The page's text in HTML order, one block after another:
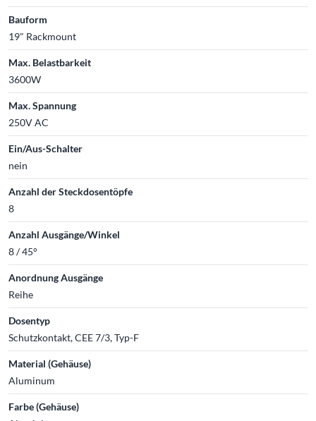
Bauform
19" Rackmount
Max. Belastbarkeit
3600W
Max. Spannung
250V AC
Ein/Aus-Schalter
nein
Anzahl der Steckdosentöpfe
8
Anzahl Ausgänge/Winkel
8 / 45°
Anordnung Ausgänge
Reihe
Dosentyp
Schutzkontakt, CEE 7/3, Typ-F
Material (Gehäuse)
Aluminum
Farbe (Gehäuse)